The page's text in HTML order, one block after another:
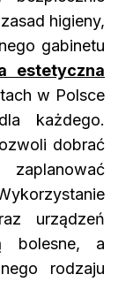
higieny,
gabinetu
estetyczna
w Polsce
każdego.
dobrać
urządzeń
bolesne, a
rodzaju